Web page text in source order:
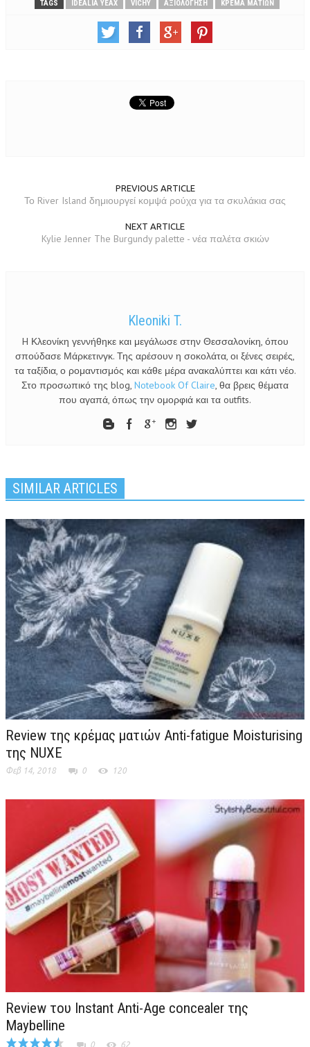
TAGS IDEALIA YEAX VICHY ΑΞΙΟΛΌΓΗΣΗ ΚΡΈΜΑ ΜΑΤΙΏΝ
PREVIOUS ARTICLE
Το River Island δημιουργεί κομψά ρούχα για τα σκυλάκια σας
NEXT ARTICLE
Kylie Jenner The Burgundy palette - νέα παλέτα σκιών
Kleoniki T.
H Κλεονίκη γεννήθηκε και μεγάλωσε στην Θεσσαλονίκη, όπου
σπούδασε Μάρκετινγκ. Της αρέσουν η σοκολάτα, οι ξένες σειρές,
τα ταξίδια, ο ρομαντισμός και κάθε μέρα ανακαλύπτει και κάτι νέο.
Στο προσωπικό της blog, Notebook Of Claire, θα βρεις θέματα
που αγαπά, όπως την ομορφιά και τα outfits.
SIMILAR ARTICLES
Review της κρέμας ματιών Anti-fatigue Moisturising
της NUXE
Φεβ 14, 2018 0 120
Review του Instant Anti-Age concealer της
Maybelline
0 62